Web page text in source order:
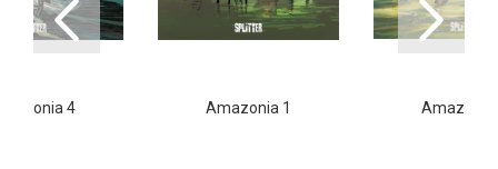
4 Amazonia 1 Amazonia